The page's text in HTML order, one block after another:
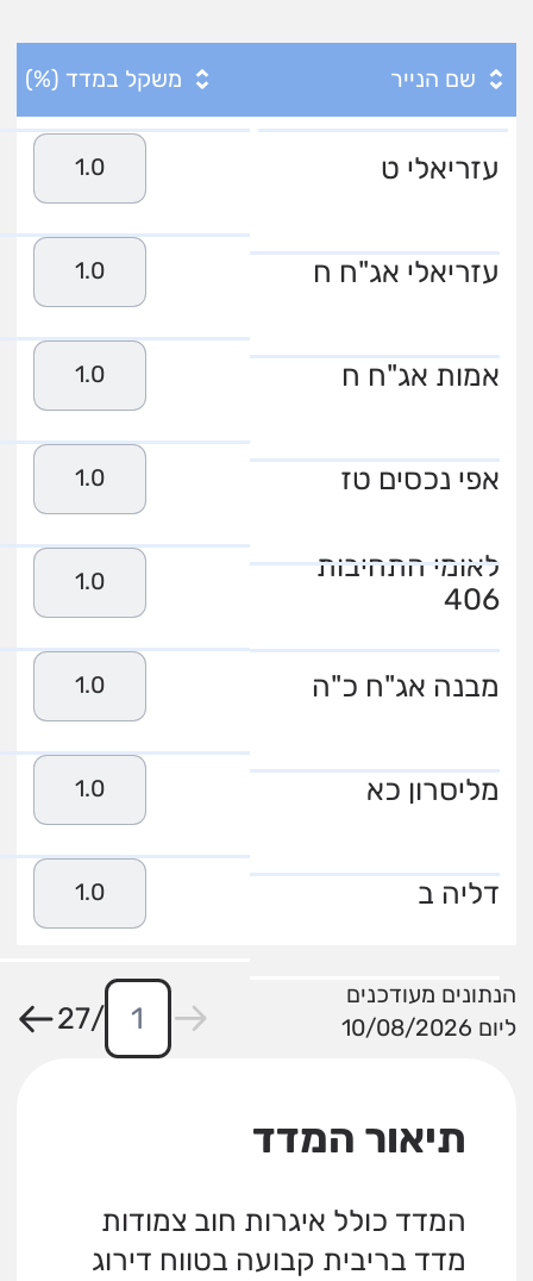
שם הנייר משקל במדד (%)
עזריאלי ט 1.0
עזריאלי אג"ח ח 1.0
אמות אג"ח ח 1.0
אפי נכסים טז 1.0
לאומי התחיבות
406
1.0
מבנה אג"ח כ"ה 1.0
מליסרון כא 1.0
דליה ב 1.0
הנתונים מעודכנים
ליום 10/08/2026
/
27
תיאור המדד
המדד כולל איגרות חוב צמודות
מדד בריבית קבועה בטווח דירוג